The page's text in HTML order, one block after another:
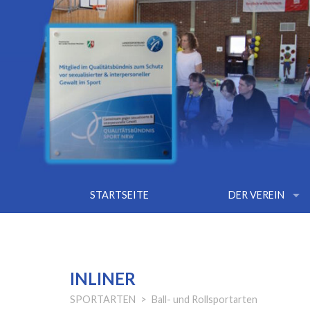
STARTSEITE DER VEREIN arrow_drop_down
INLINER
SPORTARTEN Ball- und Rollsportarten